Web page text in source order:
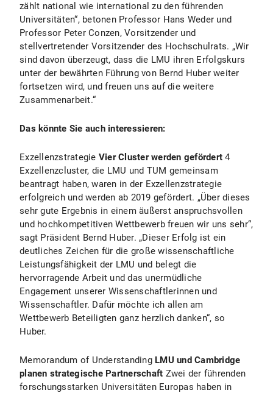
zählt national wie international zu den führenden
Universitäten“, betonen Professor Hans Weder und
Professor Peter Conzen, Vorsitzender und
stellvertretender Vorsitzender des Hochschulrats. „Wir
sind davon überzeugt, dass die LMU ihren Erfolgskurs
unter der bewährten Führung von Bernd Huber weiter
fortsetzen wird, und freuen uns auf die weitere
Zusammenarbeit.“
Das könnte Sie auch interessieren:
Exzellenzstrategie Vier Cluster werden gefördert 4
Exzellenzcluster, die LMU und TUM gemeinsam
beantragt haben, waren in der Exzellenzstrategie
erfolgreich und werden ab 2019 gefördert. „Über dieses
sehr gute Ergebnis in einem äußerst anspruchsvollen
und hochkompetitiven Wettbewerb freuen wir uns sehr“,
sagt Präsident Bernd Huber. „Dieser Erfolg ist ein
deutliches Zeichen für die große wissenschaftliche
Leistungsfähigkeit der LMU und belegt die
hervorragende Arbeit und das unermüdliche
Engagement unserer Wissenschaftlerinnen und
Wissenschaftler. Dafür möchte ich allen am
Wettbewerb Beteiligten ganz herzlich danken“, so
Huber.
Memorandum of UnderstandingLMU und Cambridge
planen strategische Partnerschaft Zwei der führenden
forschungsstarken Universitäten Europas haben in